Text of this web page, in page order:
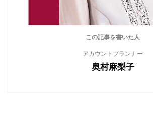
この記事を書いた人
アカウントプランナー
奥村麻梨子